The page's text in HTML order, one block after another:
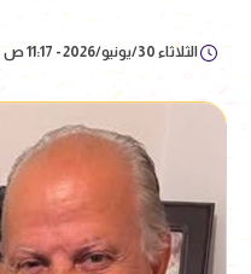
الثلاثاء 30/يونيو/2026 - 11:17 ص